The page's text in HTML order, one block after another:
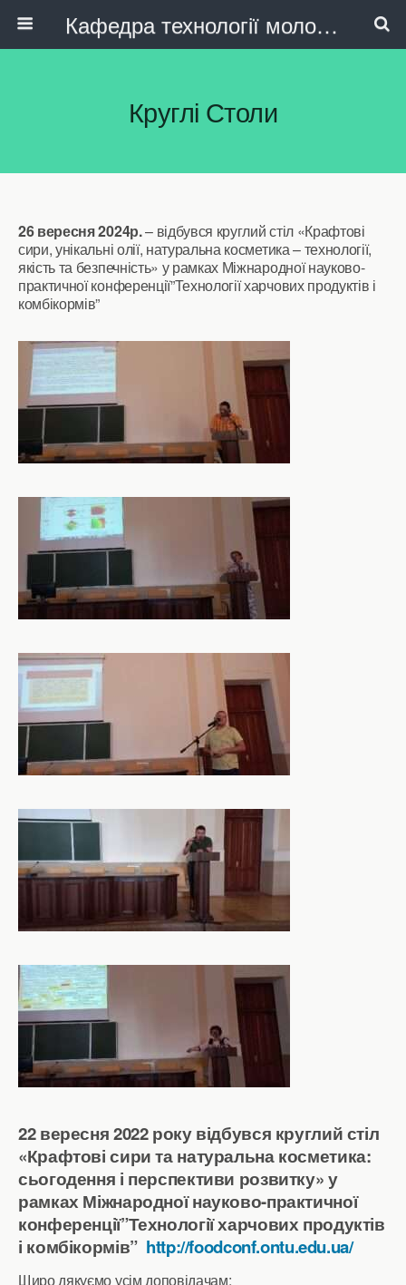
Кафедра технології молока, олійно-жирових продуктів та індустрії краси
Круглі Столи
26 вересня 2024р.– відбувся круглий стіл «Крафтові
сири, унікальні олії, натуральна косметика – технології,
якість та безпечність» у рамках Міжнародної науково-
практичної конференції”Технології харчових продуктів і
комбікормів”
22 вересня 2022 року відбувся круглий стіл
«Крафтові сири та натуральна косметика:
сьогодення і перспективи розвитку» у
рамках Міжнародної науково-практичної
конференції”Технології харчових продуктів
і комбікормів” http://foodconf.ontu.edu.ua/
Щиро дякуємо усім доповідачам: